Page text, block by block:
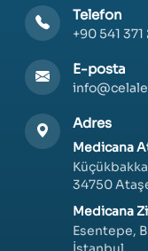
Telefon
+90 541
E-posta
Adres
Medicana
34750
Medicana
Esentepe,